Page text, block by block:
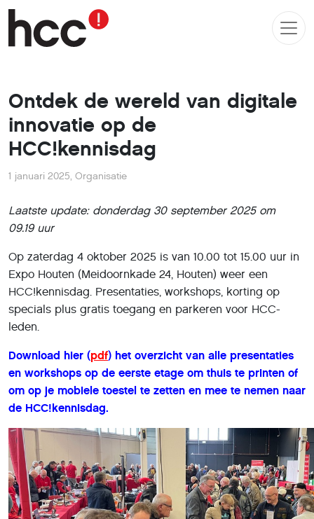
Ontdek de wereld van digitale
innovatie op de
HCC!kennisdag
1 januari 2025, Organisatie
Laatste update: donderdag 30 september 2025 om
09.19uur
Op zaterdag 4 oktober 2025 is van 10.00 tot 15.00 uur in
Expo Houten (Meidoornkade 24, Houten) weer een
HCC!kennisdag. Presentaties, workshops, korting op
specials plus gratis toegang en parkeren voor HCC-
leden.
Download hier (pdf) het overzicht van alle presentaties
en workshops op de eerste etage om thuis te printen of
om op je mobiele toestel te zetten en mee te nemen naar
de HCC!kennisdag.